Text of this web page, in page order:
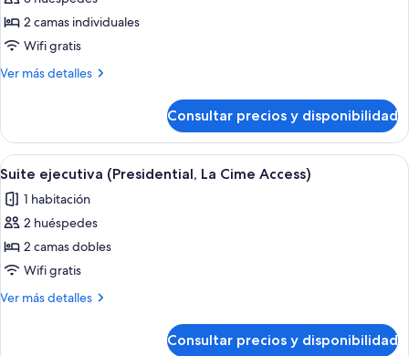
2 camas individuales
Wifi gratis
Ver más detalles
Más
junior,
camas
individuales
Consultar precios y disponibilidad
Abrir
todas
las
fotos
de
Suite
ejecutiva
1
Suite ejecutiva (Presidential, La Cime Access)
1 habitación
2 huéspedes
2 camas dobles
Wifi gratis
Ver más detalles
Más
Consultar precios y disponibilidad